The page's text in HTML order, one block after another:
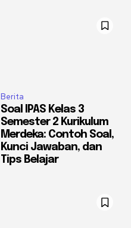
Berita
Soal IPAS Kelas 3
Semester 2 Kurikulum
Merdeka: Contoh Soal,
Kunci Jawaban, dan
Tips Belajar